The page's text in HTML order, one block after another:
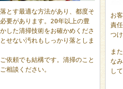
とす最適な方法があり、都度そ
要があります。20年以上の豊
した清掃技術をお確かめくださ
せない汚れもしっかり落としま
依頼でも結構です。清掃のこと
相談ください。
お
責
つ
ま
な
し